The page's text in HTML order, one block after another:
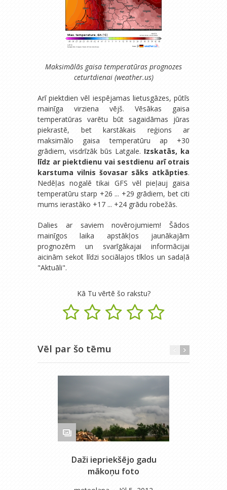
Maksimālās gaisa temperatūras prognozes
ceturtdienai (weather.us)
Arī piektdien vēl iespējamas lietusgāzes, pūtīs
mainīga virziena vējš. Vēsākas gaisa
temperatūras varētu būt sagaidāmas jūras
piekrastē, bet karstākais reģions ar
maksimālo gaisa temperatūru ap +30
grādiem, visdrīzāk būs Latgale. Izskatās, ka
līdz ar piektdienu vai sestdienu arī otrais
karstuma vilnis šovasar sāks atkāpties.
Nedēļas nogalē tikai GFS vēl pieļauj gaisa
temperatūru starp +26 ... +29 grādiem, bet citi
mums ierastāko +17 ... +24 grādu robežās.
Dalies ar saviem novērojumiem! Šādos
mainīgos laika apstākļos jaunākajām
prognozēm un svarīgākajai informācijai
aicinām sekot līdzi sociālajos tīklos un sadaļā
"Aktuāli".
Kā Tu vērtē šo rakstu?
Vēl par šo tēmu
Daži iepriekšējo gadu
mākoņu foto